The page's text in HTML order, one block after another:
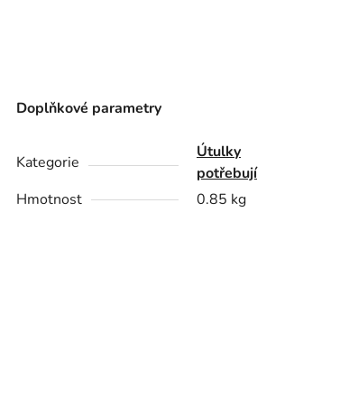
Doplňkové parametry
Kategorie
Útulky
potřebují
Hmotnost
0.85 kg